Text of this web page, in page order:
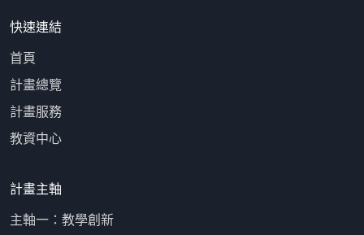
快速連結
首頁
計畫總覽
計畫服務
教資中心
計畫主軸
主軸一：教學創新